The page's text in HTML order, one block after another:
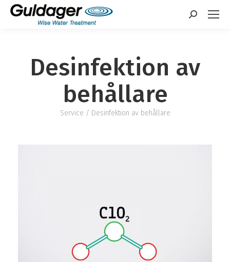
Sök:
Desinfektion av
behållare
Service / Desinfektion av behållare